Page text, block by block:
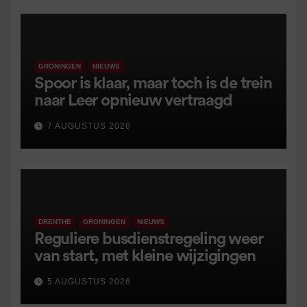
GRONINGEN NIEUWS
Spoor is klaar, maar toch is de trein
naar Leer opnieuw vertraagd
7 AUGUSTUS 2026
DRENTHE GRONINGEN NIEUWS
Reguliere busdienstregeling weer
van start, met kleine wijzigingen
5 AUGUSTUS 2026